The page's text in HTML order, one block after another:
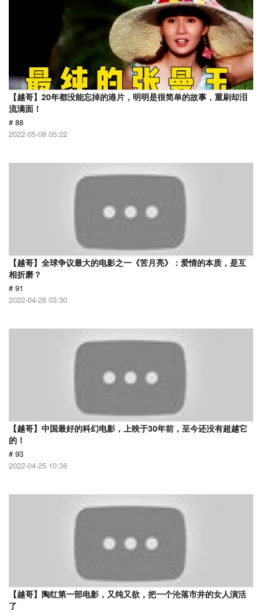
【越哥】20年都没能忘掉的港片，明明是很简单的故事，重刷却泪
流满面！
# 88
2022-05-08 05:22
【越哥】全球争议最大的电影之一《苦月亮》：爱情的本质，是互
相折磨？
# 91
2022-04-28 03:30
【越哥】中国最好的科幻电影，上映于30年前，至今还没有超越它
的！
# 93
2022-04-25 10:36
【越哥】陶红第一部电影，又纯又欲，把一个沦落市井的女人演活
了